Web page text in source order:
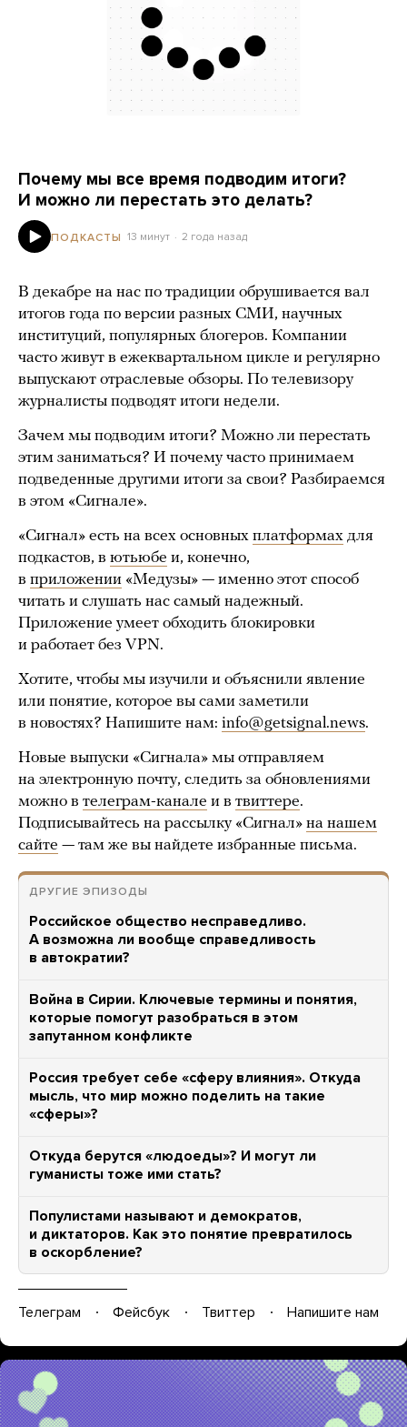
Почему мы все время подводим итоги?
И можно ли перестать это делать?
ПОДКАСТЫ 13 минут 2 года назад
В декабре на нас по традиции обрушивается вал
итогов года по версии разных СМИ, научных
институций, популярных блогеров. Компании
часто живут в ежеквартальном цикле и регулярно
выпускают отраслевые обзоры. По телевизору
журналисты подводят итоги недели.
Зачем мы подводим итоги? Можно ли перестать
этим заниматься? И почему часто принимаем
подведенные другими итоги за свои? Разбираемся
в этом «Сигнале».
«Сигнал» есть на всех основных платформах для
подкастов, в ютьюбе и, конечно,
в приложении «Медузы» — именно этот способ
читать и слушать нас самый надежный.
Приложение умеет обходить блокировки
и работает без VPN.
Хотите, чтобы мы изучили и объяснили явление
или понятие, которое вы сами заметили
в новостях? Напишите нам: info@getsignal.news.
Новые выпуски «Сигнала» мы отправляем
на электронную почту, следить за обновлениями
можно в телеграм-канале и в твиттере.
Подписывайтесь на рассылку «Сигнал» на нашем
сайте — там же вы найдете избранные письма.
ДРУГИЕ ЭПИЗОДЫ
Российское общество несправедливо.
А возможна ли вообще справедливость
в автократии?
Война в Сирии. Ключевые термины и понятия,
которые помогут разобраться в этом
запутанном конфликте
Россия требует себе «сферу влияния». Откуда
мысль, что мир можно поделить на такие
«сферы»?
Откуда берутся «людоеды»? И могут ли
гуманисты тоже ими стать?
Популистами называют и демократов,
и диктаторов. Как это понятие превратилось
в оскорбление?
Телеграм Фейсбук Твиттер Напишите нам